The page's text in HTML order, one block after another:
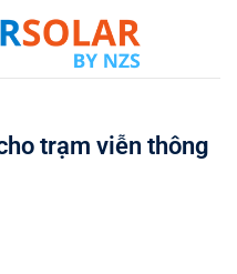
trạm viễn thông